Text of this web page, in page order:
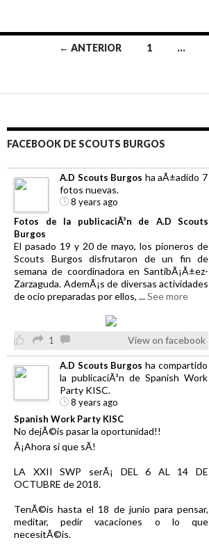
las
← ANTERIOR 1 …
FACEBOOK DE SCOUTS BURGOS
A.D Scouts Burgos ha aÃ±adido 7
fotos nuevas.
8 years ago
Fotos de la publicaciÃ³n de A.D Scouts
Burgos
El pasado 19 y 20 de mayo, los pioneros de
Scouts Burgos disfrutaron de un fin de
semana de coordinadora en SantibÃ¡Ã±ez-
Zarzaguda. AdemÃ¡s de diversas actividades
de ocio preparadas por ellos, ...See more
1 View on facebook
A.D Scouts Burgos ha compartido
la publicaciÃ³n de Spanish Work
Party KISC.
8 years ago
Spanish Work Party KISC
No dejÃ©is pasar la oportunidad!!
Â¡Ahora si que sÃ­!
LA XXII SWP serÃ¡ DEL 6 AL 14 DE
OCTUBRE de 2018.
TenÃ©is hasta el 18 de junio para pensar,
meditar, pedir vacaciones o lo que
necesitÃ©is.